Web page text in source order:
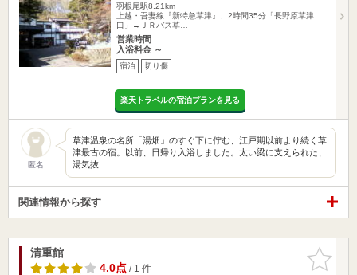
羽根尾駅8.21km
上越・吾妻線『新特急草津』、2時間35分「長野原草津
口」→ＪＲバス草…
営業時間
入浴料金 ～
宿泊 切り傷
楽天トラベルの宿泊プランを見る
匿名
草津温泉の名所「湯畑」のすぐ下に佇む、江戸期以前より続く草
津最古の宿。以前、日帰り入浴しました。太い梁に支えられた、
湯気抜…
関連情報から探す
お気に入
りに追加
清重館
4.0点/ 1 件